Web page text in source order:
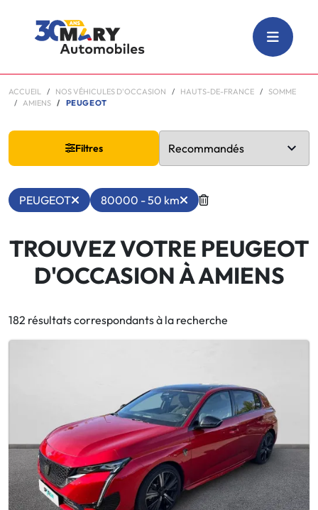
ACCUEIL NOS VÉHICULES D'OCCASION HAUTS-DE-FRANCE
SOMME
AMIENS
PEUGEOT
Filtres
PEUGEOT 80000 - 50 km
TROUVEZ VOTRE PEUGEOT
D'OCCASION À AMIENS
182 résultats correspondants à la recherche